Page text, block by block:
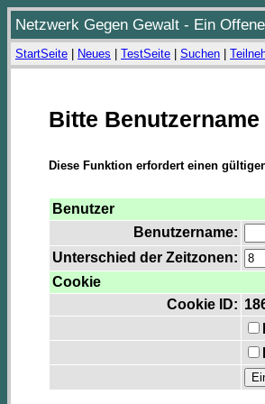
Netzwerk Gegen Gewalt - Ein
StartSeite Neues TestSeite Suchen
Bitte
Diese Funktion erfordert einen
Benutzer
Benutzername:
Unterschied der Zeitzonen:
Cookie
Cookie ID: